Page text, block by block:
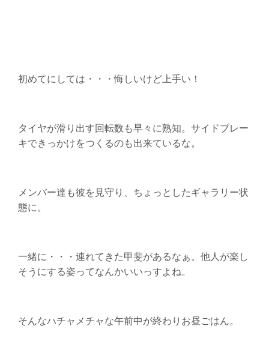
初めてにしては・・・悔しいけど上手い！
タイヤが滑り出す回転数も早々に熟知。サイドブレー
キできっかけをつくるのも出来ているな。
メンバー達も彼を見守り、ちょっとしたギャラリー状
態に。
一緒に・・・連れてきた甲斐があるなぁ。他人が楽し
そうにする姿ってなんかいいっすよね。
そんなハチャメチャな午前中が終わりお昼ごはん。